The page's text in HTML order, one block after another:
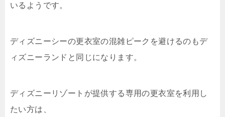
いるようです。
ディズニーシーの更衣室の混雑ピークを避けるのもデ
ィズニーランドと同じになります。
ディズニーリゾートが提供する専用の更衣室を利用し
たい方は、